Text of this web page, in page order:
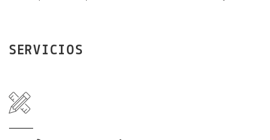
SERVICIOS